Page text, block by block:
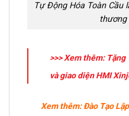
Tự Động Hóa Toàn Cầu
thương
>>> Xem thêm:
và giao diện HMI
Xem thêm: Đào Tạo